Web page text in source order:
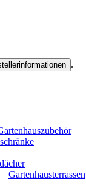
.
Gartenhausterrassen